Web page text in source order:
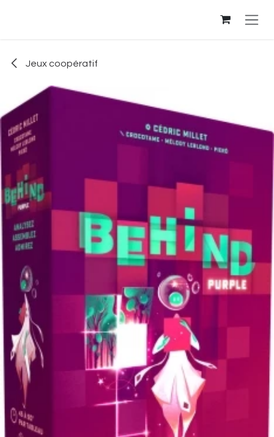
Jeux coopératif